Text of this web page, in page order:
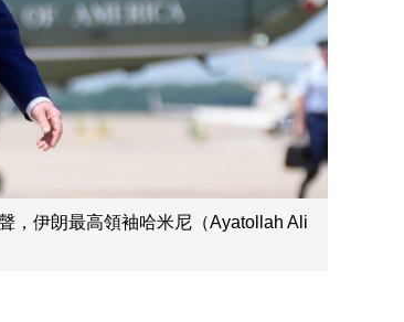
，伊朗最高領袖哈米尼（Ayatollah Ali